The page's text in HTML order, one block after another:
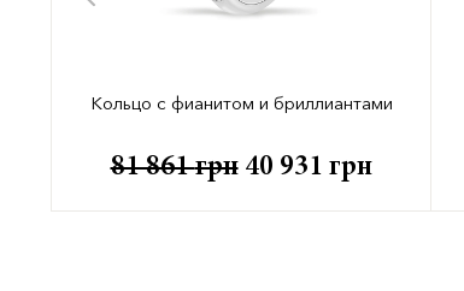
Кольцо с фианитом и бриллиантами
81 861грн 40 931 грн